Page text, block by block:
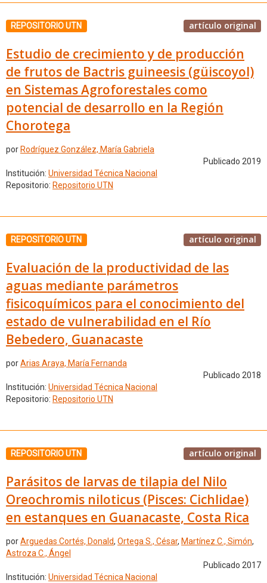
REPOSITORIO UTN artículo original
Estudio de crecimiento y de producción
de frutos de Bactris guineesis (güiscoyol)
en Sistemas Agroforestales como
potencial de desarrollo en la Región
Chorotega
por Rodríguez González, María Gabriela
Publicado 2019
Institución: Universidad Técnica Nacional
Repositorio: Repositorio UTN
REPOSITORIO UTN artículo original
Evaluación de la productividad de las
aguas mediante parámetros
fisicoquímicos para el conocimiento del
estado de vulnerabilidad en el Río
Bebedero, Guanacaste
porArias Araya, María Fernanda
Publicado 2018
Institución: Universidad Técnica Nacional
Repositorio: Repositorio UTN
REPOSITORIO UTN artículo original
Parásitos de larvas de tilapia del Nilo
Oreochromis niloticus (Pisces: Cichlidae)
en estanques en Guanacaste, Costa Rica
porArguedas Cortés, Donald, Ortega S., César, Martínez C., Simón,
Astroza C., Ángel
Publicado 2017
Institución: Universidad Técnica Nacional